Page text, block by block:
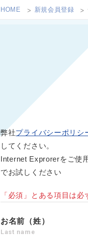
HOME 新規会員登録
弊社プライバシーポリシ
してください。
Internet Exprorerをご使
でお試しください
「必須」とある項目は必
お名前（姓）
Last name